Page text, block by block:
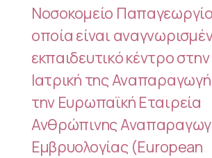
Νοσοκομείο
οποία είναι
εκπαιδευτικό κέντρο στην
Ιατρική της
την Ευρωπαϊκή Εταιρεία
Ανθρώπινης
Εμβρυολογίας (European